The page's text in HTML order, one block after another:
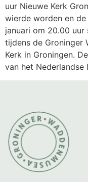
uur Nieuwe Kerk
wierde worden en
januari om 20.00 uur
tijdens de Groninger
Kerk in Groningen.
van het